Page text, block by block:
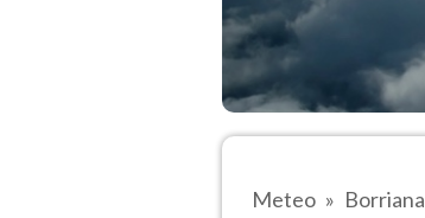
Meteo Borriana